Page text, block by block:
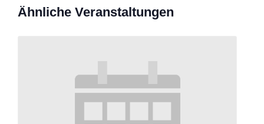
Ähnliche Veranstaltungen